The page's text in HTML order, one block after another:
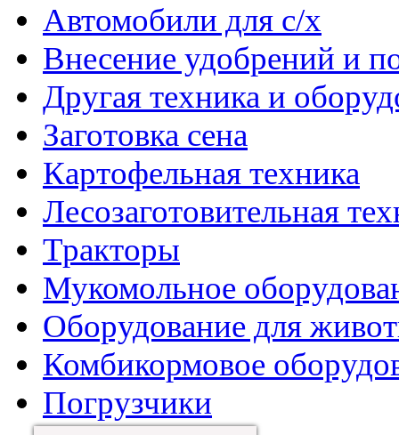
Автомобили для с/х
Внесение удобрений и
Другая техника и
Заготовка сена
Картофельная техника
Лесозаготовительная
Тракторы
Мукомольное
Оборудование для
Комбикормовое
Погрузчики